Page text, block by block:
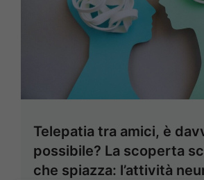
Telepatia tra amici, è
possibile? La scoperta
che spiazza: l’attività